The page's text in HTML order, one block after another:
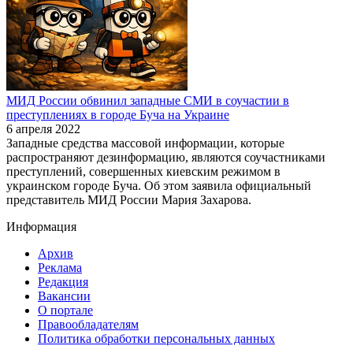
МИД России обвинил западные СМИ в соучастии в
преступлениях в городе Буча на Украине
6 апреля 2022
Западные средства массовой информации, которые
распространяют дезинформацию, являются соучастниками
преступлений, совершенных киевским режимом в
украинском городе Буча. Об этом заявила официальный
представитель МИД России Мария Захарова.
Информация
Архив
Реклама
Редакция
Вакансии
О портале
Правообладателям
Политика обработки персональных данных